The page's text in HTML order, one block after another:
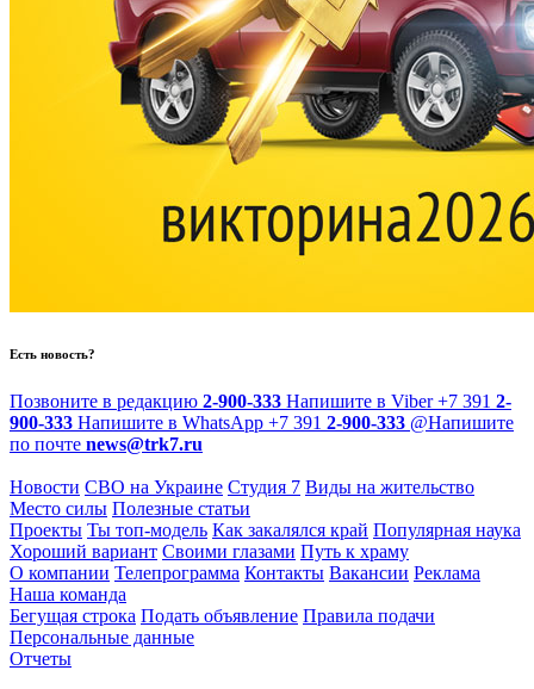
Есть новость?
Позвоните в редакцию 2-900-333 Напишите в Viber +7 391 2-
900-333 Напишите в WhatsApp +7 391 2-900-333 @Напишите
по почте news@trk7.ru
Новости СВО на Украине Студия 7 Виды на жительство
Место силы Полезные статьи
Проекты Ты топ-модель Как закалялся край Популярная наука
Хороший вариант Своими глазами Путь к храму
О компании Телепрограмма Контакты Вакансии Реклама
Наша команда
Бегущая строка Подать объявление Правила подачи
Персональные данные
Отчеты